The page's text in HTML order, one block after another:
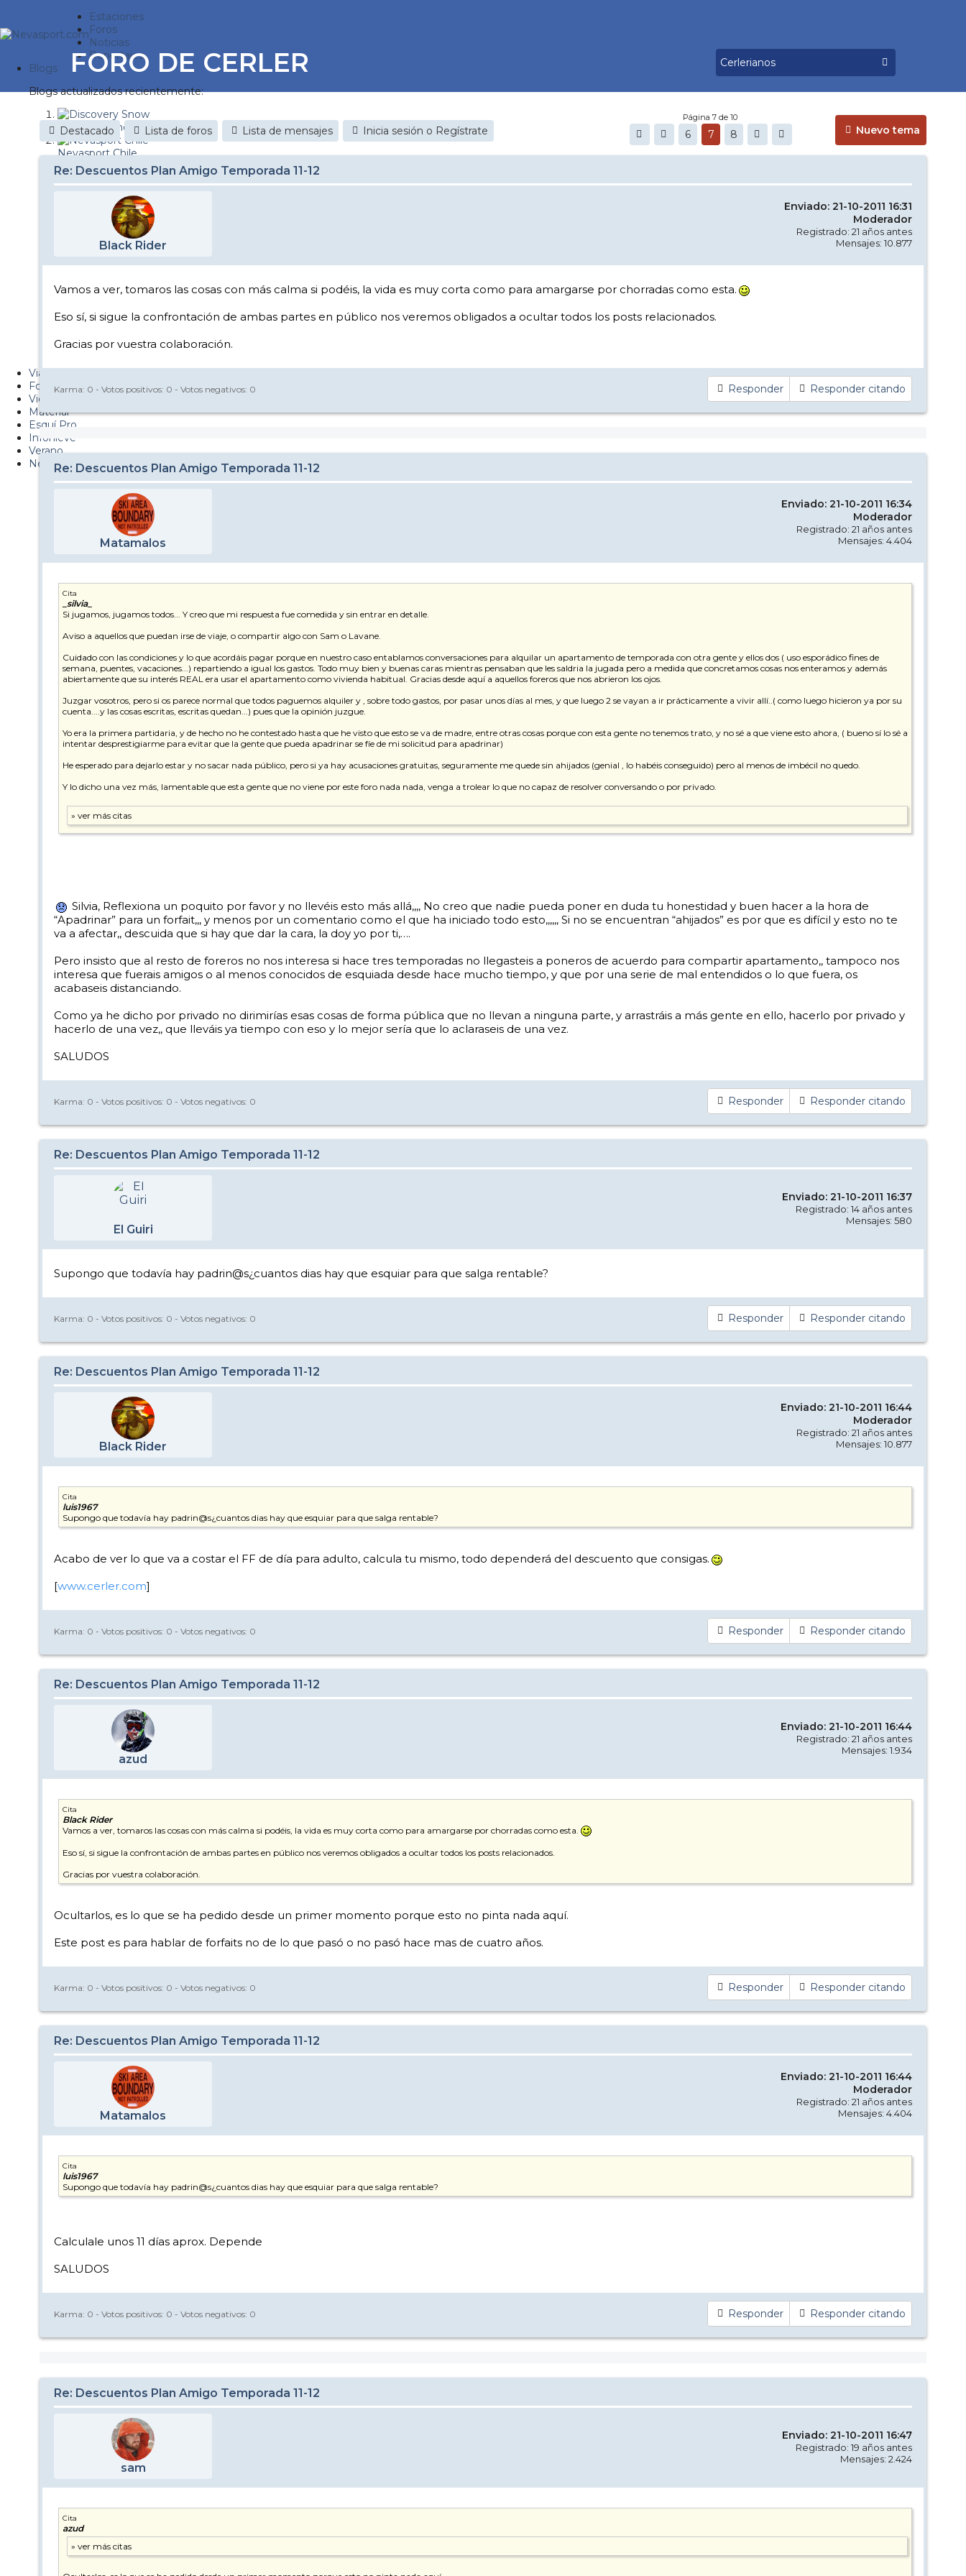
Estaciones
Foros
Noticias
Reportajes
Blogs
Blogs actualizados recientemente:
Discovery Snow
Nevasport Chile
Esquiaryviajar.com
nevasport blog
Diario de un friki
Viajes
Fotos
Videos
Material
Esquí Pro
Infonieve
Verano
Nevalog
FORO DE CERLER
Nuevo tema
Destacado Lista de foros Lista de mensajes Inicia sesión o Regístrate
Página 7 de 10
6 7 8
Re: Descuentos Plan Amigo Temporada 11-12
Black Rider
Enviado: 21-10-2011 16:31
Moderador
Registrado: 21 años antes
Mensajes: 10.877
Vamos a ver, tomaros las cosas con más calma si podéis, la vida es muy corta como para amargarse por chorradas como esta.
Eso sí, si sigue la confrontación de ambas partes en público nos veremos obligados a ocultar todos los posts relacionados.
Gracias por vuestra colaboración.
Responder Responder citando
Karma: 0 - Votos positivos: 0 - Votos negativos: 0
Re: Descuentos Plan Amigo Temporada 11-12
Matamalos
Enviado: 21-10-2011 16:34
Moderador
Registrado: 21 años antes
Mensajes: 4.404
Cita
_silvia_
Si jugamos, jugamos todos... Y creo que mi respuesta fue comedida y sin entrar en detalle.
Aviso a aquellos que puedan irse de viaje, o compartir algo con Sam o Lavane.
Cuidado con las condiciones y lo que acordáis pagar porque en nuestro caso entablamos conversaciones para alquilar un apartamento de temporada con otra gente y ellos dos ( uso esporádico fines de
semana, puentes, vacaciones...) repartiendo a igual los gastos. Todo muy bien y buenas caras mientras pensaban que les saldria la jugada pero a medida que concretamos cosas nos enteramos y además
abiertamente que su interés REAL era usar el apartamento como vivienda habitual. Gracias desde aquí a aquellos foreros que nos abrieron los ojos.
Juzgar vosotros, pero si os parece normal que todos paguemos alquiler y , sobre todo gastos, por pasar unos días al mes, y que luego 2 se vayan a ir prácticamente a vivir allí..( como luego hicieron ya por su
cuenta....y las cosas escritas, escritas quedan...) pues que la opinión juzgue.
Yo era la primera partidaria, y de hecho no he contestado hasta que he visto que esto se va de madre, entre otras cosas porque con esta gente no tenemos trato, y no sé a que viene esto ahora, ( bueno sí lo sé a
intentar desprestigiarme para evitar que la gente que pueda apadrinar se fíe de mi solicitud para apadrinar)
He esperado para dejarlo estar y no sacar nada público, pero si ya hay acusaciones gratuitas, seguramente me quede sin ahijados (genial , lo habéis conseguido) pero al menos de imbécil no quedo.
Y lo dicho una vez más, lamentable que esta gente que no viene por este foro nada nada, venga a trolear lo que no capaz de resolver conversando o por privado.
Silvia, Reflexiona un poquito por favor y no llevéis esto más allá,,,, No creo que nadie pueda poner en duda tu honestidad y buen hacer a la hora de
“Apadrinar” para un forfait,,, y menos por un comentario como el que ha iniciado todo esto,,,,,, Si no se encuentran “ahijados” es por que es difícil y esto no te
va a afectar,, descuida que si hay que dar la cara, la doy yo por ti,….
Pero insisto que al resto de foreros no nos interesa si hace tres temporadas no llegasteis a poneros de acuerdo para compartir apartamento,, tampoco nos
interesa que fuerais amigos o al menos conocidos de esquiada desde hace mucho tiempo, y que por una serie de mal entendidos o lo que fuera, os
acabaseis distanciando.
Como ya he dicho por privado no dirimirías esas cosas de forma pública que no llevan a ninguna parte, y arrastráis a más gente en ello, hacerlo por privado y
hacerlo de una vez,, que lleváis ya tiempo con eso y lo mejor sería que lo aclaraseis de una vez.
SALUDOS
Responder Responder citando
Karma: 0 - Votos positivos: 0 - Votos negativos: 0
Re: Descuentos Plan Amigo Temporada 11-12
El Guiri
Enviado: 21-10-2011 16:37
Registrado: 14 años antes
Mensajes: 580
Supongo que todavía hay padrin@s¿cuantos dias hay que esquiar para que salga rentable?
Responder Responder citando
Karma: 0 - Votos positivos: 0 - Votos negativos: 0
Re: Descuentos Plan Amigo Temporada 11-12
Black Rider
Enviado: 21-10-2011 16:44
Moderador
Registrado: 21 años antes
Mensajes: 10.877
Cita
luis1967
Supongo que todavía hay padrin@s¿cuantos dias hay que esquiar para que salga rentable?
Acabo de ver lo que va a costar el FF de día para adulto, calcula tu mismo, todo dependerá del descuento que consigas.
[www.cerler.com]
Responder Responder citando
Karma: 0 - Votos positivos: 0 - Votos negativos: 0
Re: Descuentos Plan Amigo Temporada 11-12
azud
Enviado: 21-10-2011 16:44
Registrado: 21 años antes
Mensajes: 1.934
Cita
Black Rider
Vamos a ver, tomaros las cosas con más calma si podéis, la vida es muy corta como para amargarse por chorradas como esta.
Eso sí, si sigue la confrontación de ambas partes en público nos veremos obligados a ocultar todos los posts relacionados.
Gracias por vuestra colaboración.
Ocultarlos, es lo que se ha pedido desde un primer momento porque esto no pinta nada aquí.
Este post es para hablar de forfaits no de lo que pasó o no pasó hace mas de cuatro años.
Responder Responder citando
Karma: 0 - Votos positivos: 0 - Votos negativos: 0
Re: Descuentos Plan Amigo Temporada 11-12
Matamalos
Enviado: 21-10-2011 16:44
Moderador
Registrado: 21 años antes
Mensajes: 4.404
Cita
luis1967
Supongo que todavía hay padrin@s¿cuantos dias hay que esquiar para que salga rentable?
Calculale unos 11 días aprox. Depende
SALUDOS
Responder Responder citando
Karma: 0 - Votos positivos: 0 - Votos negativos: 0
Re: Descuentos Plan Amigo Temporada 11-12
sam
Enviado: 21-10-2011 16:47
Registrado: 19 años antes
Mensajes: 2.424
Cita
azud